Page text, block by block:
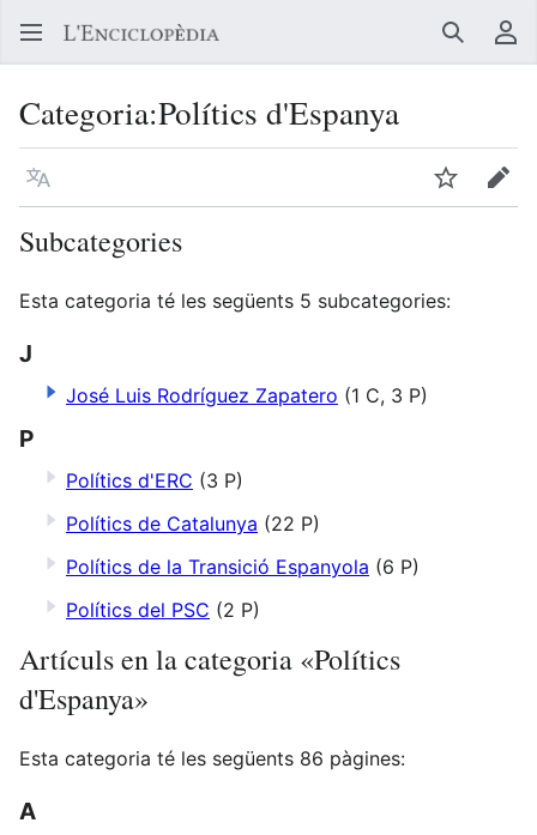
Buscar
Categoria:Polítics d'Espanya
Llegir en un atre idioma Vigilar
Subcategories
Esta categoria té les següents 5 subcategories:
J
José Luis Rodríguez Zapatero (1 C, 3 P)
P
Polítics d'ERC (3 P)
Polítics de Catalunya (22 P)
Polítics de la Transició Espanyola (6 P)
Polítics del PSC (2 P)
Artículs en la categoria «Polítics
d'Espanya»
Esta categoria té les següents 86 pàgines:
A